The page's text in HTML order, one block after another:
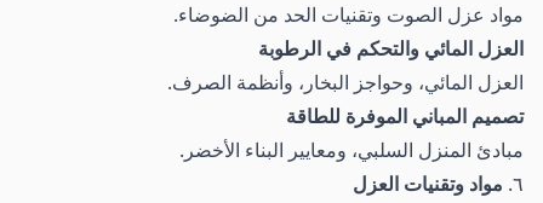
مواد عزل الصوت وتقنيات الحد من الضوضاء.
العزل المائي والتحكم في الرطوبة
العزل المائي، وحواجز البخار، وأنظمة الصرف.
تصميم المباني الموفرة للطاقة
مبادئ المنزل السلبي، ومعايير البناء الأخضر.
٦. مواد وتقنيات العزل